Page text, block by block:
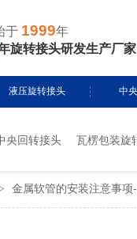
于 1999年
旋转接头研发生产厂家
液压旋转接头
液压滑环
路旋转接头定制
中
挖掘机
履带
央回转接头 瓦楞包装旋
金属软管的安装注意事